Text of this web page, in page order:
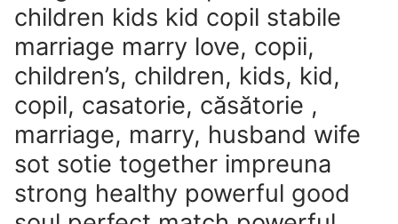
children kids kid copil stabile
marriage marry love, copii,
children’s, children, kids, kid,
copil, casatorie, căsătorie ,
marriage, marry, husband wife
sot sotie together impreuna
strong healthy powerful good